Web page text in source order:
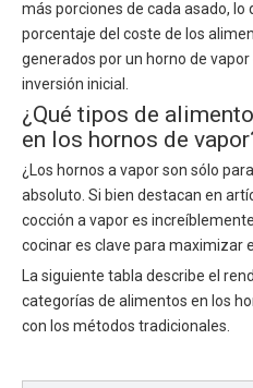
más porciones de cada asado,
porcentaje del coste de los
generados por un horno de
inversión inicial.
¿Qué tipos de
en los hornos de
¿Los hornos a vapor son sólo
absoluto. Si bien destacan en
cocción a vapor es
cocinar es clave para maximizar
La siguiente tabla describe el
categorías de alimentos en los
con los métodos tradicionales.